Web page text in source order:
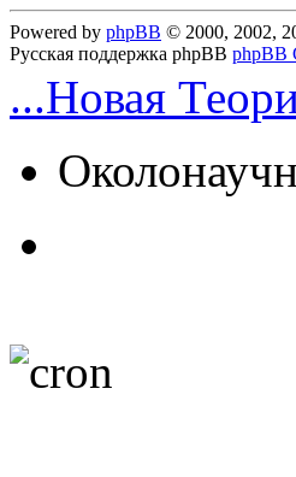
Powered by phpBB © 2000, 2002,
Русская поддержка phpBB phpBB
...Новая